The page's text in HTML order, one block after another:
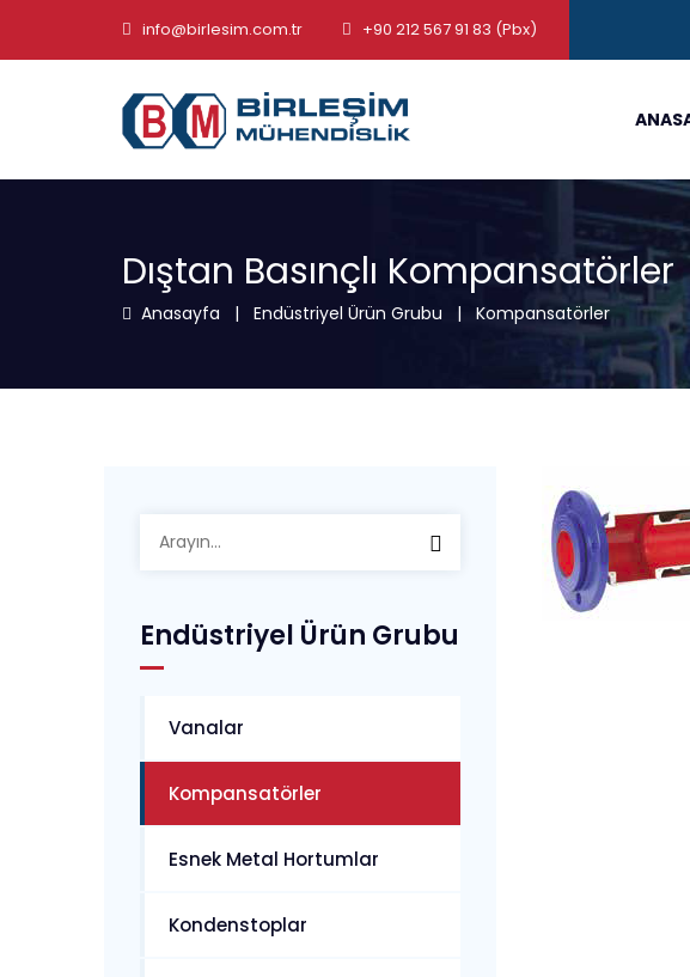
info@birlesim.com.tr +90 212 567 91 83 (Pbx)
Dıştan Basınçlı Kompansatörler
Anasayfa | Endüstriyel Ürün Grubu | Kompansatörler
Endüstriyel Ürün Grubu
Vanalar
Kompansatörler
Esnek Metal Hortumlar
Kondenstoplar